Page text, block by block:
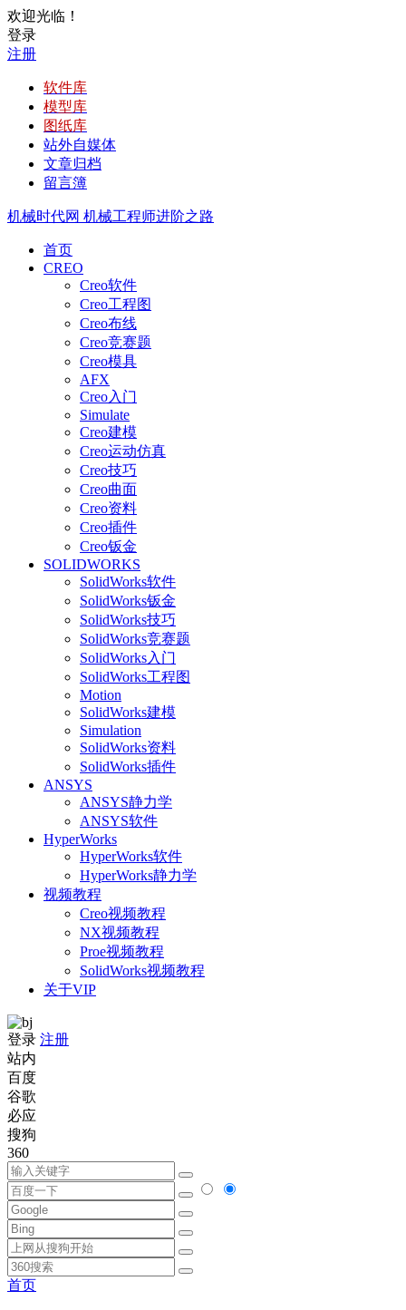
欢迎光临！
登录
注册
软件库
模型库
图纸库
站外自媒体
文章归档
留言簿
机械时代网 机械工程师进阶之路
首页
CREO
Creo软件
Creo工程图
Creo布线
Creo竞赛题
Creo模具
AFX
Creo入门
Simulate
Creo建模
Creo运动仿真
Creo技巧
Creo曲面
Creo资料
Creo插件
Creo钣金
SOLIDWORKS
SolidWorks软件
SolidWorks钣金
SolidWorks技巧
SolidWorks竞赛题
SolidWorks入门
SolidWorks工程图
Motion
SolidWorks建模
Simulation
SolidWorks资料
SolidWorks插件
ANSYS
ANSYS静力学
ANSYS软件
HyperWorks
HyperWorks软件
HyperWorks静力学
视频教程
Creo视频教程
NX视频教程
Proe视频教程
SolidWorks视频教程
关于VIP
登录 注册
站内
百度
谷歌
必应
搜狗
360
首页